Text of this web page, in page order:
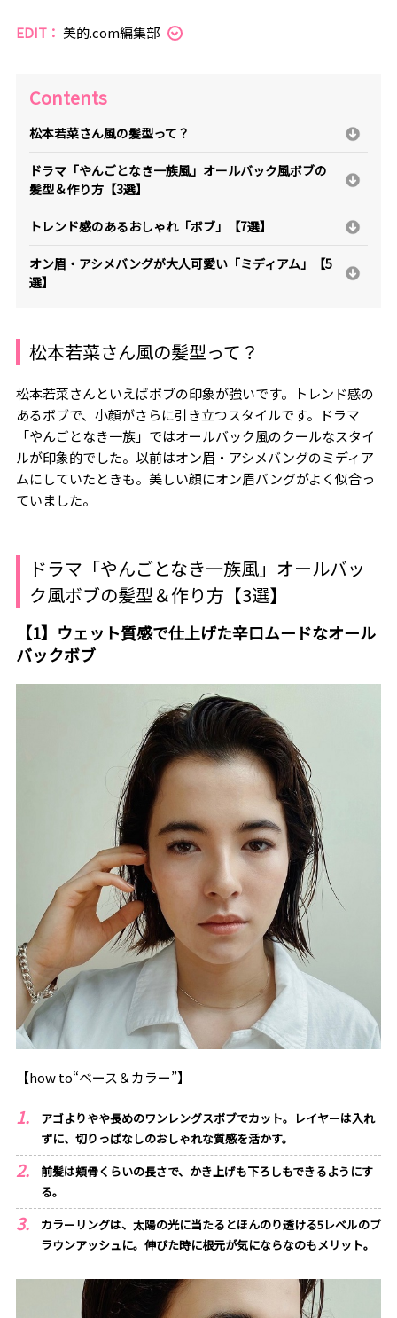
EDIT： 美的.com編集部
Contents
松本若菜さん風の髪型って？
ドラマ「やんごとなき一族風」オールバック風ボブの
髪型＆作り方【3選】
トレンド感のあるおしゃれ「ボブ」【7選】
オン眉・アシメバングが大人可愛い「ミディアム」【5
選】
松本若菜さん風の髪型って？
松本若菜さんといえばボブの印象が強いです。トレンド感の
あるボブで、小顔がさらに引き立つスタイルです。ドラマ
「やんごとなき一族」ではオールバック風のクールなスタイ
ルが印象的でした。以前はオン眉・アシメバングのミディア
ムにしていたときも。美しい顔にオン眉バングがよく似合っ
ていました。
ドラマ「やんごとなき一族風」オールバッ
ク風ボブの髪型＆作り方【3選】
【1】ウェット質感で仕上げた辛口ムードなオール
バックボブ
【how to“ベース＆カラー”】
アゴよりやや長めのワンレングスボブでカット。レイヤーは入れ
ずに、切りっぱなしのおしゃれな質感を活かす。
前髪は頬骨くらいの長さで、かき上げも下ろしもできるようにす
る。
カラーリングは、太陽の光に当たるとほんのり透ける5レベルのブ
ラウンアッシュに。伸びた時に根元が気にならなのもメリット。